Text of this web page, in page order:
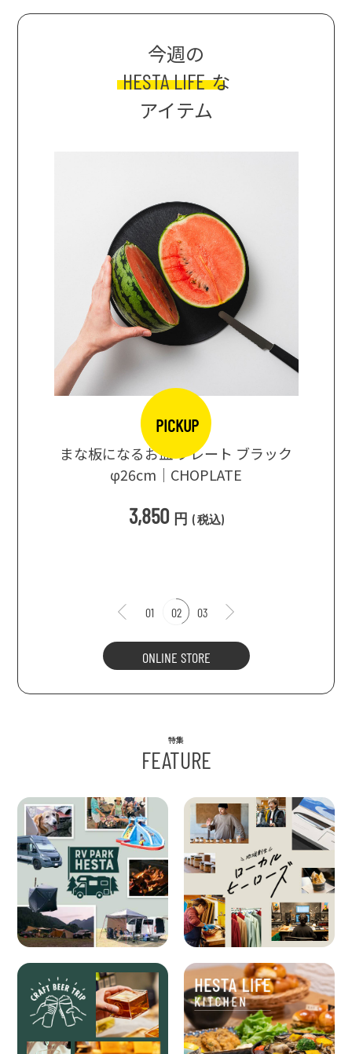
今週の
HESTA LIFE な
アイテム
PICKUP
まな板になるお皿 プレート ブラック
φ26cm｜CHOPLATE
3,850 円 (税込)
01 02 03
ONLINE STORE
特集
FEATURE